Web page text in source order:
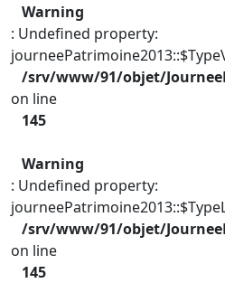
Warning
: Undefined property:
/srv/www/91/objet/
on line
145
Warning
: Undefined property:
/srv/www/91/objet/
on line
145